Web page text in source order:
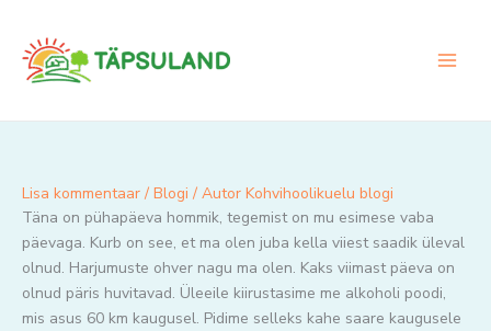
content
Lisa kommentaar / Blogi / Autor Kohvihoolikuelu blogi
Täna on pühapäeva hommik, tegemist on mu esimese vaba
päevaga. Kurb on see, et ma olen juba kella viiest saadik üleval
olnud. Harjumuste ohver nagu ma olen. Kaks viimast päeva on
olnud päris huvitavad. Üleeile kiirustasime me alkoholi poodi,
mis asus 60 km kaugusel. Pidime selleks kahe saare kaugusele